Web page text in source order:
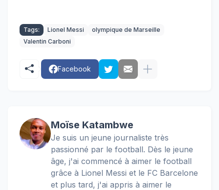
Tags: Lionel Messi
olympique de Marseille
Valentin Carboni
Facebook
Moïse Katambwe
Je suis un jeune journaliste très
passionné par le football. Dès le jeune
âge, j'ai commencé à aimer le football
grâce à Lionel Messi et le FC Barcelone
et plus tard, j'ai appris à aimer le